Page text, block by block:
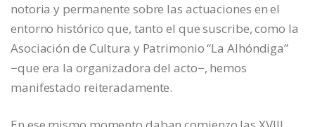
notoria y permanente sobre las actuaciones en el
entorno histórico que, tanto el que suscribe, como la
Asociación de Cultura y Patrimonio “La Alhóndiga”
−que era la organizadora del acto−, hemos
manifestado reiteradamente.